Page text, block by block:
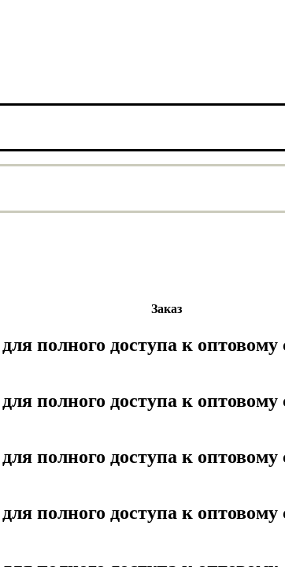
Заказ
для полного доступа к оптовому
для полного доступа к оптовому
для полного доступа к оптовому
для полного доступа к оптовому